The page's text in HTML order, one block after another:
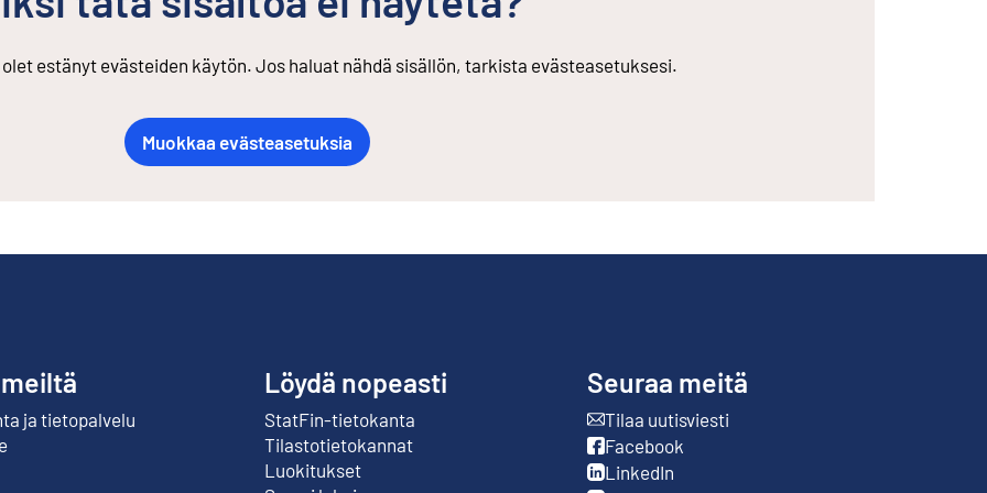
olet estänyt evästeiden käytön. Jos haluat nähdä sisällön, tarkista evästeasetuksesi.
Muokkaa evästeasetuksia
ja tietopalvelu
Löydä nopeasti
StatFin-tietokanta
Ulkoinen linkki
Tilastotietokannat
Luokitukset
Seuraa meitä
Tilaa uutisviesti
Ulkoinen linkki
Facebook
Ulkoinen linkki
LinkedIn
Ulkoinen linkki